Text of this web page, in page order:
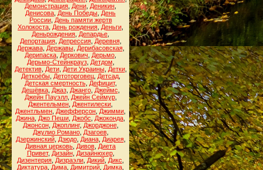
Демонстрация Дени Деникин
Денисова День Победы День
России, День памяти жертв
Холокоста День рождения Деньги
Деньрождения Депардье
Депортация, Депрессия, Деревня,
Держава, Державы, Дерибасовская,
Дерипаска Деркович Дерьмо
Дерьмо-Стейнкрауз, Детдом
Детектив, Дети, Дети Украины, Детки,
Деткоёбы, Детоторговец, Детсад,
Детская смертность, Дефицит,
Дешёвка, Джаз, Джанго, Джеймс
Джейн Пауэлл, Джейн Сеймур,
Джентельмен Джентилески
Джентльмен Джефферсон Джимми
Джина Джо Пеши Джобс Джоконда
Джонсон, Джоплинг, Джорджоне,
Джулио Романо, Дзагоев,
Дзержинский, Дзюдо, Диана, Диарея,
Дивная церковь Дивов Диета
Привет, Дизайн, Дизайнюхер,
Дизентерия Дизраэли Дикий Дикс
Диктатура Дима Димитрий Димка